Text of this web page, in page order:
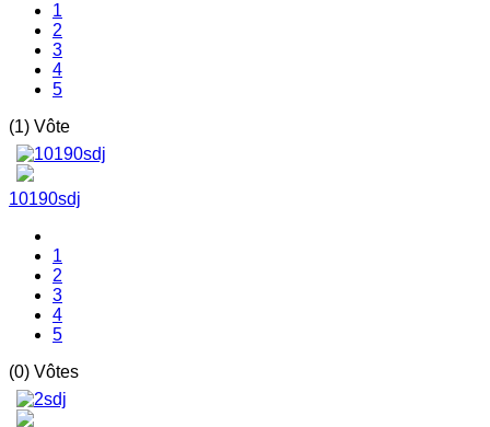
1
2
3
4
5
(1) Vôte
10190sdj
1
2
3
4
5
(0) Vôtes